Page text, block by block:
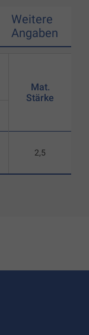
Weitere
Angaben
Mat.
Stärke
2,5